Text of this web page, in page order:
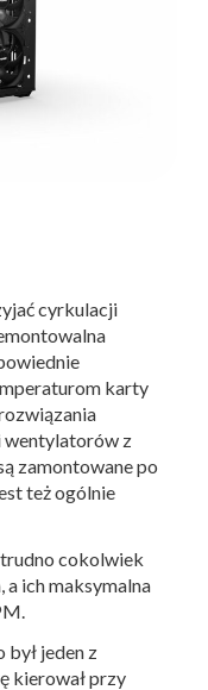
cyrkulacji
karty
wentylatorów z
zamontowane po
też ogólnie
cokolwiek
a ich maksymalna
jeden z
kierował przy